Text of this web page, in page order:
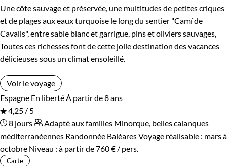
Une côte sauvage et préservée, une multitudes de petites criques
et de plages aux eaux turquoise le long du sentier "Camí de
Cavalls", entre sable blanc et garrigue, pins et oliviers sauvages,
Toutes ces richesses font de cette jolie destination des vacances
délicieuses sous un climat ensoleillé.
Voir le voyage
Espagne En liberté À partir de 8 ans
4,25 / 5
8 jours
Adapté aux familles Minorque, belles calanques
méditerranéennes Randonnée BaléaresVoyage réalisable : mars à
octobre Niveau : à partir de760 € / pers.
Carte